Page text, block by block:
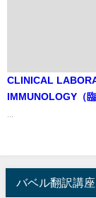
CLINICAL
IMMUNOLOGY（臨
バベル翻訳講